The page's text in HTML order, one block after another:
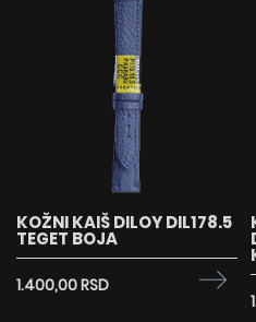
KOŽNI KAIŠ DILOY DIL178.5
TEGET BOJA
1.400,00 RSD